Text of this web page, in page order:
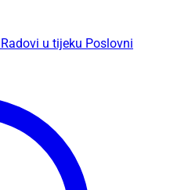
Radovi u tijeku Poslovni